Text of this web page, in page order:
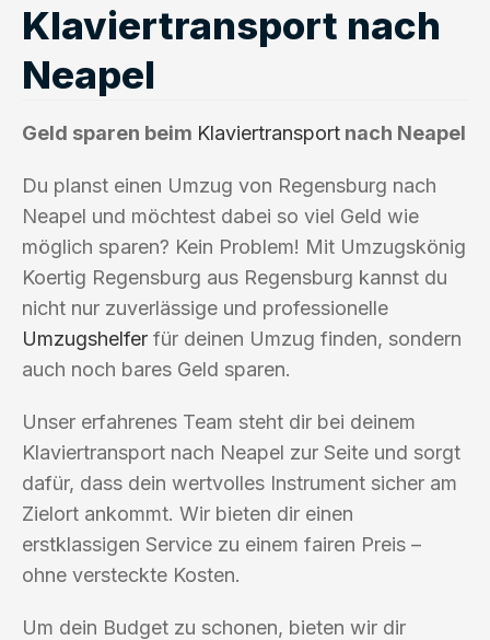
Klaviertransport nach
Neapel
Geld sparen beim Klaviertransport nach Neapel
Du planst einen Umzug von Regensburg nach
Neapel und möchtest dabei so viel Geld wie
möglich sparen? Kein Problem! Mit Umzugskönig
Koertig Regensburg aus Regensburg kannst du
nicht nur zuverlässige und professionelle
Umzugshelfer für deinen Umzug finden, sondern
auch noch bares Geld sparen.
Unser erfahrenes Team steht dir bei deinem
Klaviertransport nach Neapel zur Seite und sorgt
dafür, dass dein wertvolles Instrument sicher am
Zielort ankommt. Wir bieten dir einen
erstklassigen Service zu einem fairen Preis –
ohne versteckte Kosten.
Um dein Budget zu schonen, bieten wir dir